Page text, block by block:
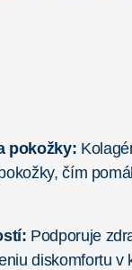
pokožky:
čím
Podporuje
diskomfortu v